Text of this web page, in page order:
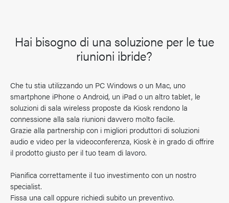
Hai bisogno di una soluzione per le tue
riunioni ibride?
Che tu stia utilizzando un PC Windows o un Mac, uno
smartphone iPhone o Android, un iPad o un altro tablet, le
soluzioni di sala wireless proposte da Kiosk rendono la
connessione alla sala riunioni davvero molto facile.
Grazie alla partnership con i migliori produttori di soluzioni
audio e video per la videoconferenza, Kiosk è in grado di offrire
il prodotto giusto per il tuo team di lavoro.
Pianifica correttamente il tuo investimento con un nostro
specialist.
Fissa una call oppure richiedi subito un preventivo.